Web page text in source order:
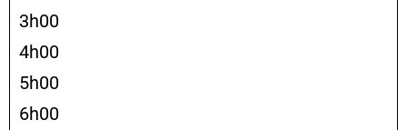
3h00
4h00
5h00
6h00